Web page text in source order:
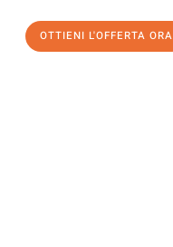
OTTIENI L'OFFERTA ORA